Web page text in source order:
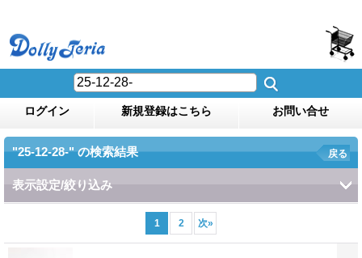
ログイン 新規登録はこちら お問い合せ
"25-12-28-"の検索結果 戻る
表示設定/絞り込み
1 2 次»